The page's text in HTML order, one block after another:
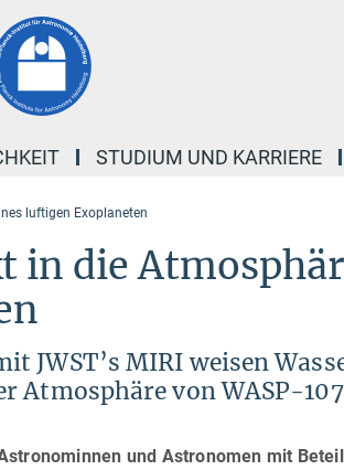
STUDIUM UND KARRIERE
luftigen Exoplaneten
in die
JWST’s MIRI weisen
Atmosphäre von WASP-
und Astronomen mit